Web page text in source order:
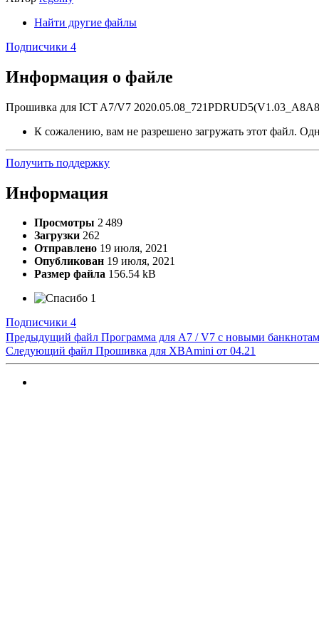
Найти другие файлы
Подписчики 4
Информация о файле
Прошивка для ICT A7/V7
К сожалению, вам не разрешено загружать этот файл.
Получить поддержку
Информация
Просмотры 2 489
Загрузки 262
Отправлено 19 июля, 2021
Опубликован 19 июля, 2021
Размер файла 156.54 kB
1
Подписчики 4
Предыдущий файл Программа для А7 / V7 с новыми
Следующий файл Прошивка для XBAmini от 04.21